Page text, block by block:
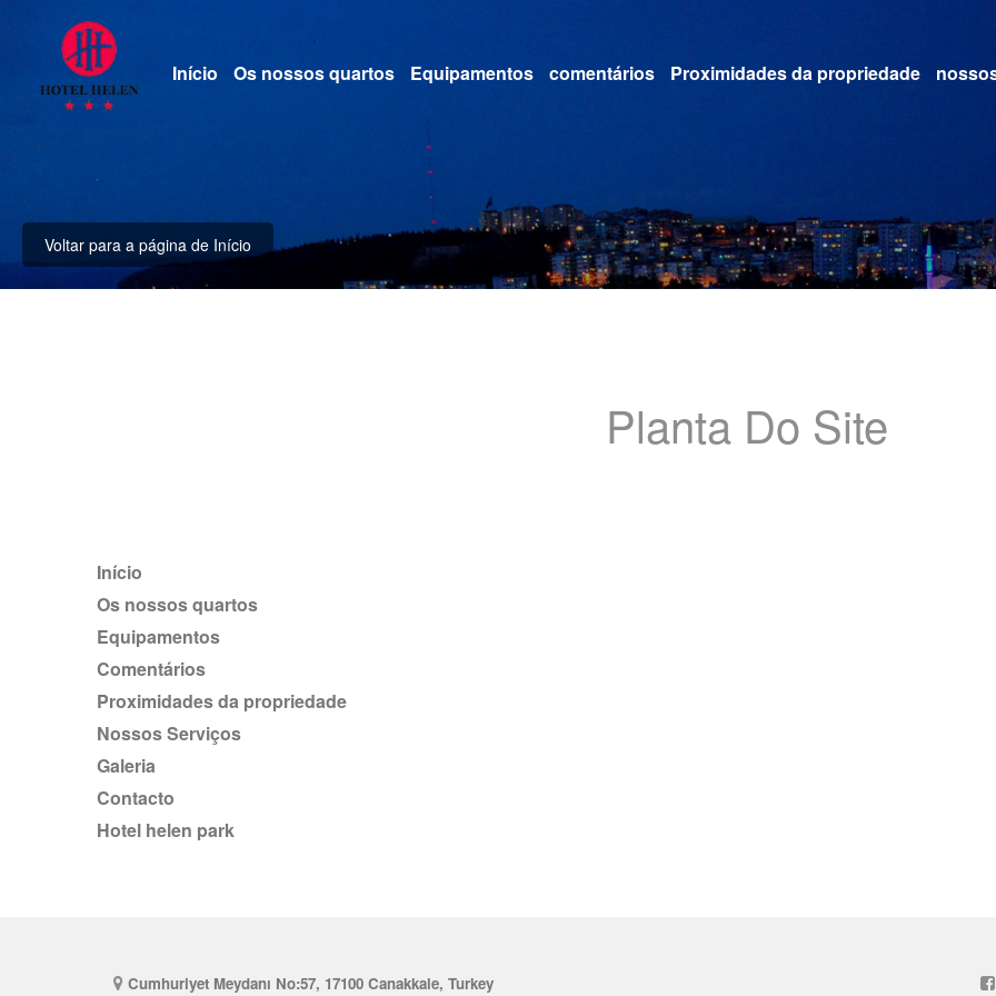
Início Os nossos quartos Equipamentos comentários Proximidades da propriedade
Voltar para a página de Início
Planta Do Site
Início
Os nossos quartos
Equipamentos
comentários
Proximidades da propriedade
nossos Serviços
Galeria
Contacto
hotel helen park
Cumhuriyet Meydanı No:57, 17100 Canakkale, Turkey